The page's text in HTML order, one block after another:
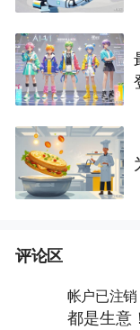
评论区
帐户已注销
都是生意！